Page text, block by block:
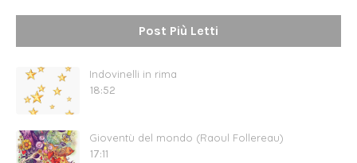
Post Più Letti
Indovinelli in rima
18:52
Gioventù del mondo (Raoul Follereau)
17:11